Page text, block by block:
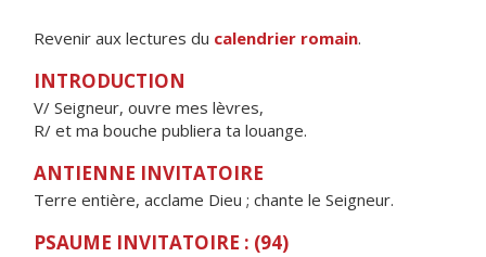
Revenir aux lectures du calendrier romain.
INTRODUCTION
V/ Seigneur, ouvre mes lèvres,
R/ et ma bouche publiera ta louange.
ANTIENNE INVITATOIRE
Terre entière, acclame Dieu ; chante le Seigneur.
PSAUME INVITATOIRE : (94)